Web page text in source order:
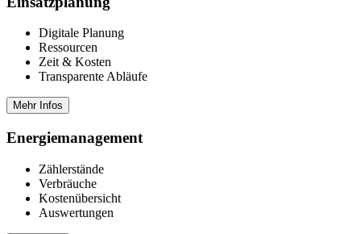
Digitale Planung
Ressourcen
Zeit & Kosten
Transparente Abläufe
Mehr Infos
Energie­management
Zählerstände
Verbräuche
Kostenübersicht
Auswertungen